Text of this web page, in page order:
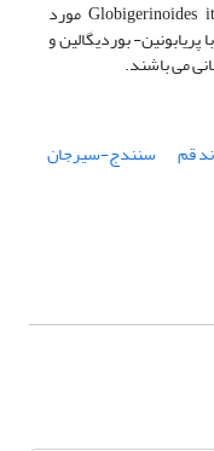
range Zone و Globigerinoides italicus Assemblage Zone مورد
بوردیگالین و
می باشند.
قم سنندج-سیرجان